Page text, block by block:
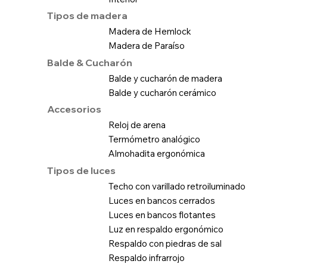
Tipos de madera
Madera de Hemlock
Madera de Paraíso
Balde & Cucharón
Balde y cucharón de madera
Balde y cucharón cerámico
Accesorios
Reloj de arena
Termómetro analógico
Almohadita ergonómica
Tipos de luces
Techo con varillado retroiluminado
Luces en bancos cerrados
Luces en bancos flotantes
Luz en respaldo ergonómico
Respaldo con piedras de sal
Respaldo infrarrojo